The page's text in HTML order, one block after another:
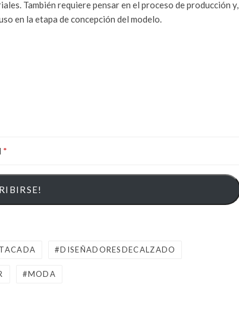
También requiere pensar en el proceso de producción y,
en la etapa de concepción del modelo.
DISEÑADORESDECALZADO
MODA